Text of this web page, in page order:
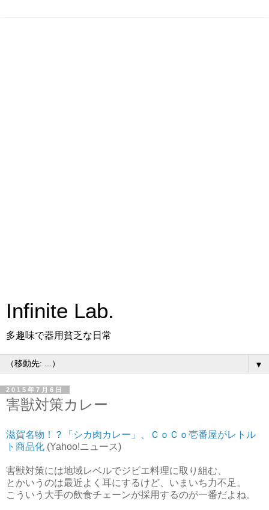
Infinite Lab.
多趣味で器用貧乏な日常
▼
2015年7月6日
害獣対策カレー
滋賀名物！？「シカ肉カレー」、ＣｏＣｏ壱番屋がレトル
ト商品化 (Yahoo!ニュース)
害獣対策には地域レベルでジビエ料理に取り組む、
とかいうのは最近よく耳にするけど、いまいち力不足。
こういう大手の飲食チェーンが採用するのが一番だよね。